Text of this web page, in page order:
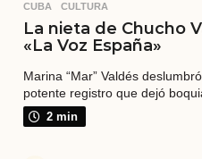
CUBA ,CULTURA
La nieta de Chucho
«La Voz España»
Marina “Mar” Valdés
potente registro que dejó
2 min